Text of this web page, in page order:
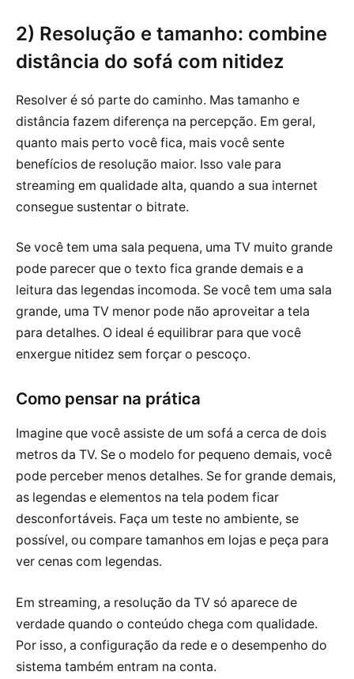
2) Resolução e tamanho: combine
distância do sofá com nitidez
Resolver é só parte do caminho. Mas tamanho e
distância fazem diferença na percepção. Em geral,
quanto mais perto você fica, mais você sente
benefícios de resolução maior. Isso vale para
streaming em qualidade alta, quando a sua internet
consegue sustentar o bitrate.
Se você tem uma sala pequena, uma TV muito grande
pode parecer que o texto fica grande demais e a
leitura das legendas incomoda. Se você tem uma sala
grande, uma TV menor pode não aproveitar a tela
para detalhes. O ideal é equilibrar para que você
enxergue nitidez sem forçar o pescoço.
Como pensar na prática
Imagine que você assiste de um sofá a cerca de dois
metros da TV. Se o modelo for pequeno demais, você
pode perceber menos detalhes. Se for grande demais,
as legendas e elementos na tela podem ficar
desconfortáveis. Faça um teste no ambiente, se
possível, ou compare tamanhos em lojas e peça para
ver cenas com legendas.
Em streaming, a resolução da TV só aparece de
verdade quando o conteúdo chega com qualidade.
Por isso, a configuração da rede e o desempenho do
sistema também entram na conta.